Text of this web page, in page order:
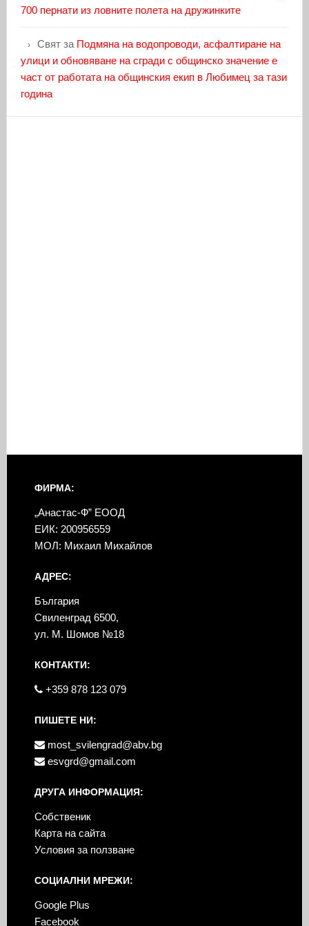
700 пернати из ловните полета на дружинките
Святза Подмяна на водопроводи, асфалтиране на
улици и обновяване на сгради с общинско значение е
част от работата на общинския екип в Любимец за тази
година
ФИРМА:
„Анастас-Ф” ЕООД
ЕИК: 200956559
МОЛ: Михаил Михайлов
АДРЕС:
България
Свиленград 6500,
ул. М. Шомов №18
КОНТАКТИ:
+359 878 123 079
ПИШЕТЕ НИ:
most_svilengrad@abv.bg
esvgrd@gmail.com
ДРУГА ИНФОРМАЦИЯ:
Собственик
Карта на сайта
Условия за ползване
СОЦИАЛНИ МРЕЖИ:
Google Plus
Facebook